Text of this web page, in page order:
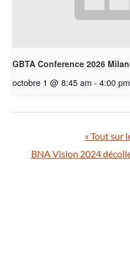
GBTA Conference 2026
octobre 1 @ 8:45 am - 4:00 pm
« Tout sur
BNA Vision 2024